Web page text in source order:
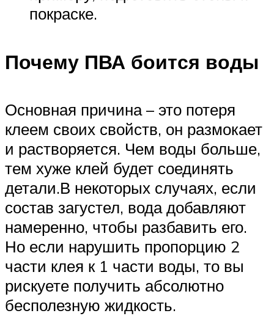
покраске.
Почему ПВА боится воды
Основная причина – это потеря
клеем своих свойств, он размокает
и растворяется. Чем воды больше,
тем хуже клей будет соединять
детали.В некоторых случаях, если
состав загустел, вода добавляют
намеренно, чтобы разбавить его.
Но если нарушить пропорцию 2
части клея к 1 части воды, то вы
рискуете получить абсолютно
бесполезную жидкость.